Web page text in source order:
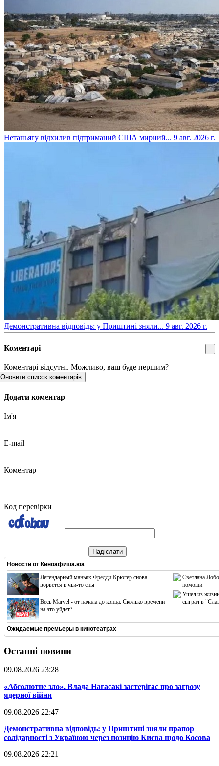
​Нетаньягу відхилив підтриманий США мирний... 9 авг. 2026 г.
​Демонстративна відповідь: у Приштині зняли... 9 авг. 2026 г.
Коментарі
Коментарі відсутні. Можливо, ваш буде першим?
Оновити список коментарів
Додати коментар
Ім'я
E-mail
Коментар
Код перевірки
Надіслати
Новости от Киноафиша.юа
Легендарный маньяк Фредди Крюгер снова
ворвется в чьи-то сны
Весь Marvel - от начала до конца. Сколько времени
на это уйдет?
Светлана
помощи
Ушел из жизни
сыграл в
Ожидаемые премьеры в кинотеатрах
Останні новини
09.08.2026 23:28
​«Абсолютне зло». Влада Нагасакі застерігає про загрозу
ядерної війни
09.08.2026 22:47
​Демонстративна відповідь: у Приштині зняли прапор
солідарності з Україною через позицію Києва щодо Косова
09.08.2026 22:21